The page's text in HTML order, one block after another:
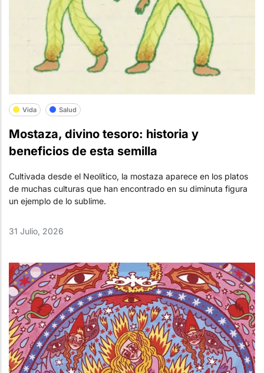
Vida Salud
Mostaza, divino tesoro: historia y
beneficios de esta semilla
Cultivada desde el Neolítico, la mostaza aparece en los platos
de muchas culturas que han encontrado en su diminuta figura
un ejemplo de lo sublime.
31 Julio, 2026